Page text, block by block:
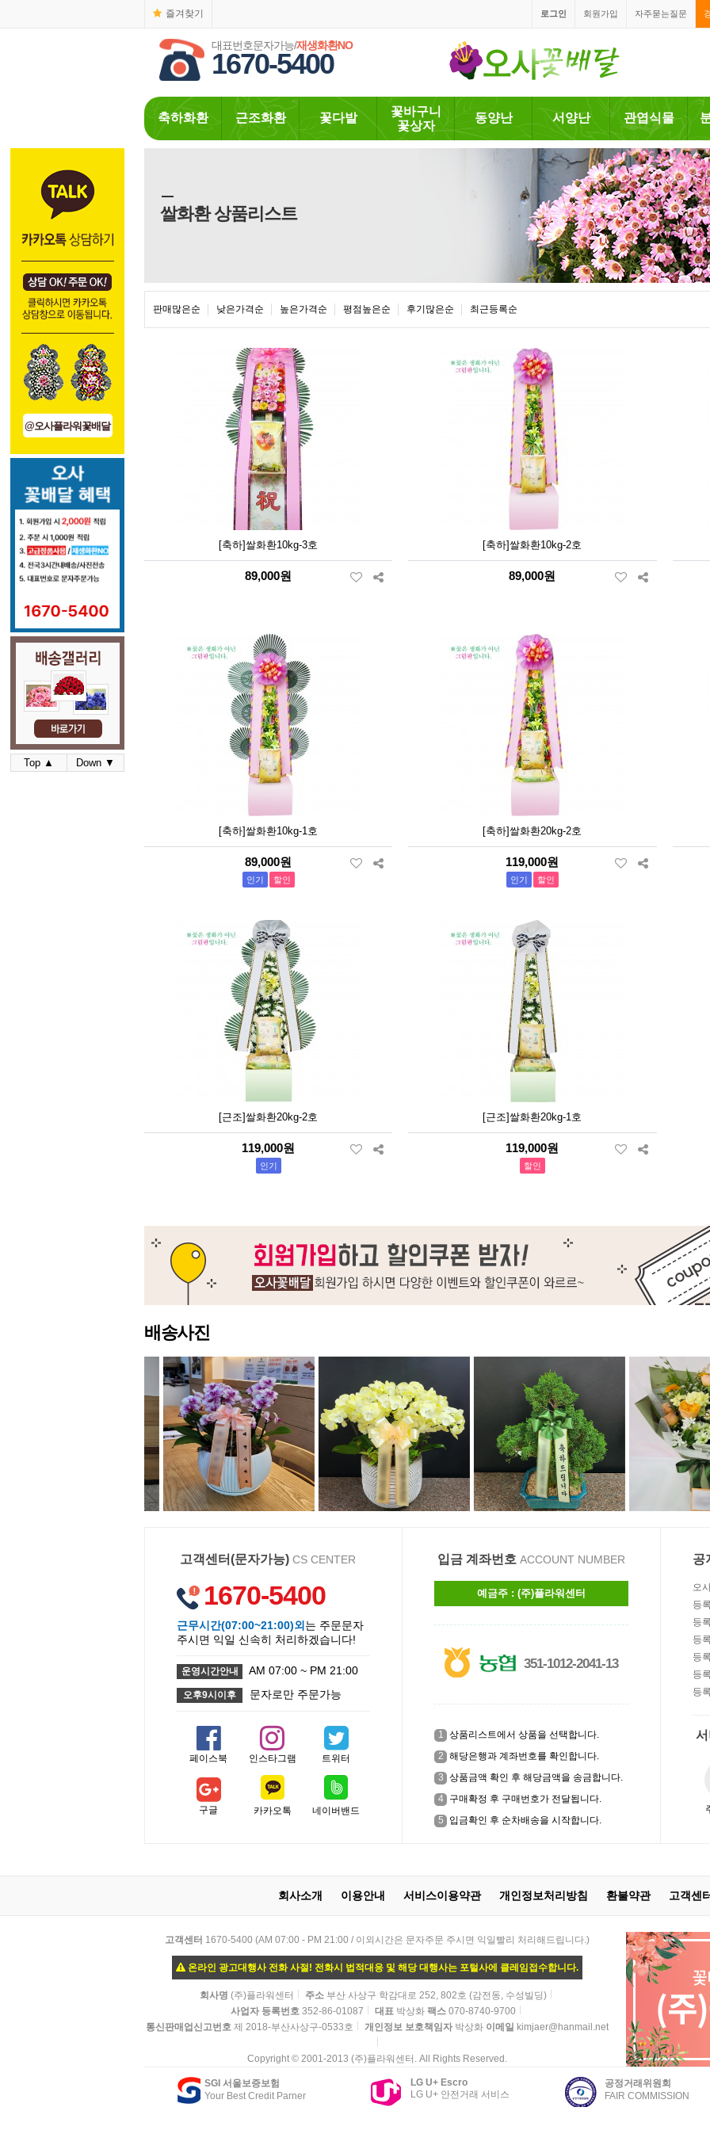
즐겨찾기 자주묻는질문
회원가입
로그인
대표번호문자가능/재생화환NO
1670-5400
축하화환 근조화환 꽃다발
꽃바구니
꽃상자
동양난 서양난 관엽식물
@오사플라워꽃배달
Top ▲ Down ▼
쌀화환 상품리스트
판매많은순 낮은가격순 높은가격순 평점높은순 후기많은순 최근등록순
[축하]쌀화환10kg-3호
89,000원
[축하]쌀화환10kg-2호
89,000원
[축하]쌀화환10kg-1호
89,000원
인기 할인
[축하]쌀화환20kg-2호
119,000원
인기 할인
[근조]쌀화환20kg-2호
119,000원
인기
[근조]쌀화환20kg-1호
119,000원
할인
배송사진
고객센터(문자가능) CS CENTER
1670-5400
근무시간(07:00~21:00)외는 주문문자
주시면 익일 신속히 처리하겠습니다!
운영시간안내 AM 07:00 ~ PM 21:00
오후9시이후 문자로만 주문가능
페이스북 인스타그램 트위터
구글 카카오톡 네이버밴드
입금 계좌번호 ACCOUNT NUMBER
예금주 : (주)플라워센터
351-1012-2041-13
1
상품리스트에서 상품을 선택합니다.
2 해당은행과 계좌번호를 확인합니다.
3 상품금액 확인 후 해당금액을 송금합니다.
4
구매확정 후 구매번호가 전달됩니다.
5
입금확인 후 순차배송을 시작합니다.
공
오
습
등
등
등
등
등
등
회사소개 이용안내 서비스이용약관 개인정보처리방침 환불약관 고객센
고객센터 1670-5400 (AM 07:00 - PM 21:00 / 이외시간은 문자주문 주시면 익일빨리 처리해드립니다.)
온라인 광고대행사 전화 사절! 전화시 법적대응 및 해당 대행사는 포털사에 클레임접수합니다.
회사명 (주)플라워센터 주소부산 사상구 학감대로 252, 802호 (감전동, 수성빌딩)
사업자 등록번호352-86-01087 대표박상화 팩스070-8740-9700
통신판매업신고번호 제 2018-부산사상구-0533호 개인정보 보호책임자 박상화 이메일 kimjaer@hanmail.net
Copyright © 2001-2013 (주)플라워센터. All Rights Reserved.
SGI 서울보증보험
Your Best Credit Parner
LG U+ Escro
LG U+ 안전거래 서비스
공정거래위원회
FAIR COMMISSION